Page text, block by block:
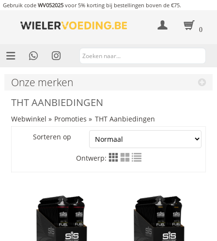
Gebruik code WV052025voor 5% korting bij bestellingen boven de €75.
0
Onze merken
THT AANBIEDINGEN
Webwinkel » Promoties » THT Aanbiedingen
Sorteren op
Ontwerp: